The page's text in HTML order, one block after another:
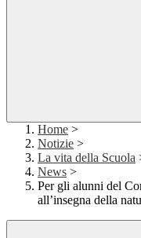
Home >
Notizie >
La vita della Scuola
News >
Per gli alunni del
all’insegna della